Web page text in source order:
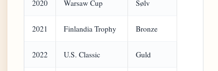
2020 Warsaw Cup Sølv
2021 Finlandia Trophy Bronze
2022 U.S. Classic Guld